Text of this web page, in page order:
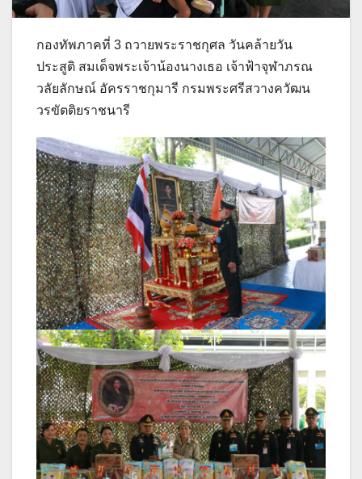
กองทัพภาคที่ 3 ถวายพระราชกุศล วันคล้ายวัน
ประสูติ สมเด็จพระเจ้าน้องนางเธอ เจ้าฟ้าจุฬาภรณ
วลัยลักษณ์ อัครราชกุมารี กรมพระศรีสวางควัฒน
วรขัตติยราชนารี